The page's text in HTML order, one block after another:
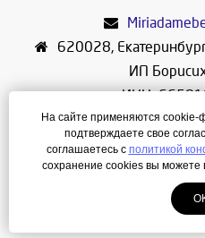
620028, Екатеринбург
ИП
ИНН:
ОГРНИП:
Режим работы:
На сайте применяются cookie-
подтверждаете свое
соглашаетесь с политикой
сохранение cookies вы можете